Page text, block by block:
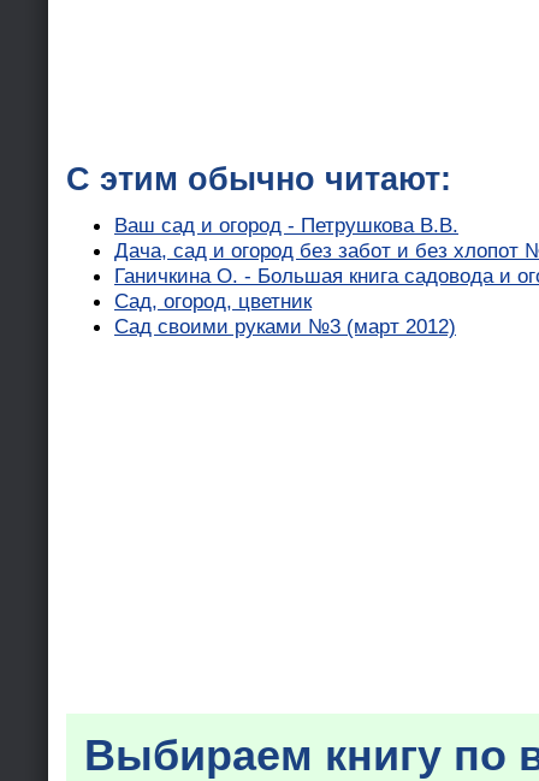
С этим обычно читают:
Ваш сад и огород - Петрушкова В.В.
Дача, сад и огород без забот и без хлопот
Ганичкина О. - Большая книга садовода и
Сад, огород, цветник
Сад своими руками №3 (март 2012)
Выбираем книгу по